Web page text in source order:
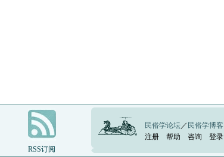
RSS订阅
民俗学论坛／ 民俗学博客
注册
帮助 咨询 登录